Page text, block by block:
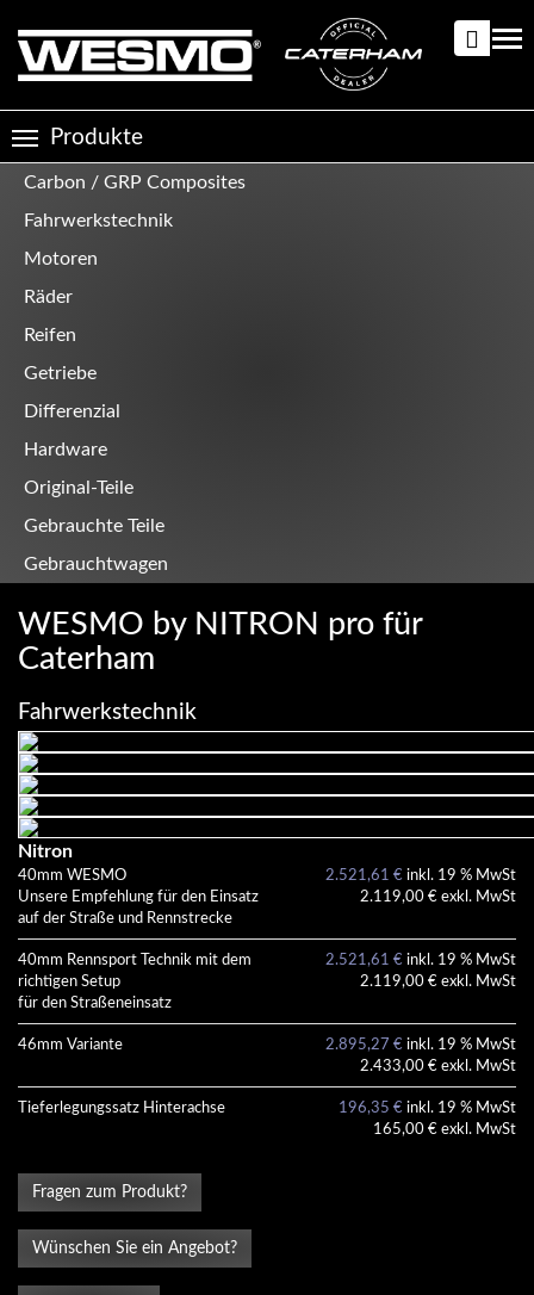
zum
Inhalt
Toggle
navigation
Produkte
Produktkategorien
Carbon / GRP Composites
Fahrwerkstechnik
Motoren
Räder
Reifen
Getriebe
Differenzial
Hardware
Original-Teile
Gebrauchte Teile
Gebrauchtwagen
WESMO by NITRON pro für
Caterham
Fahrwerkstechnik
Nitron
40mm WESMO
Unsere Empfehlung für den Einsatz
auf der Straße und Rennstrecke
2.521,61 € inkl. 19 % MwSt
2.119,00 € exkl. MwSt
40mm Rennsport Technik mit dem
richtigen Setup
für den Straßeneinsatz
2.521,61 € inkl. 19 % MwSt
2.119,00 € exkl. MwSt
46mm Variante 2.895,27 € inkl. 19 % MwSt
2.433,00 € exkl. MwSt
Tieferlegungssatz Hinterachse 196,35 € inkl. 19 % MwSt
165,00 € exkl. MwSt
Fragen zum Produkt?
Wünschen Sie ein Angebot?